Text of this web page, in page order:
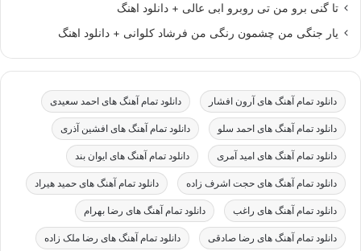
تا گنی برو من تی روبرو ابی عالی + دانلود اهنگ
یار جنگی من چشمون رنگی من فرشاد کلوانی + دانلود اهنگ
دانلود تمام آهنگ های آرون افشار دانلود تمام آهنگ های احمد سعیدی
دانلود تمام آهنگ های احمد سلو دانلود تمام آهنگ های افشین آذری
دانلود تمام آهنگ های امید آمری دانلود تمام آهنگ های ایوان بند
دانلود تمام آهنگ های حجت اشرف زاده دانلود تمام آهنگ های حمید هیراد
دانلود تمام آهنگ های راغب دانلود تمام آهنگ های رضا بهرام
دانلود تمام آهنگ های رضا صادقی دانلود تمام آهنگ های رضا ملک زاده